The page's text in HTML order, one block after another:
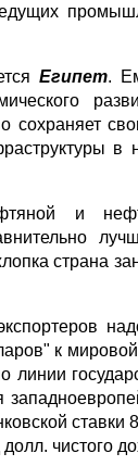
Египет.
сохраняет
и
страна
к
линии
ставки
чистого